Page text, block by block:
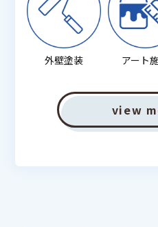
外壁塗装 アート
view